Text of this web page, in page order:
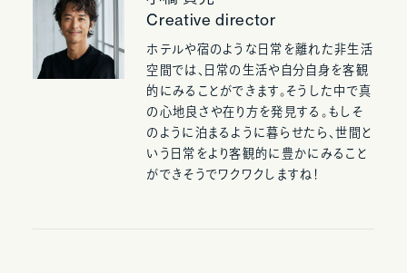
Creative director
ホテルや宿のような日常を離れた非生活
空間では、日常の生活や自分自身を客観
的にみることができます。そうした中で真
の心地良さや在り方を発見する。もしそ
のように泊まるように暮らせたら、世間と
いう日常をより客観的に豊かにみること
ができそうでワクワクしますね！